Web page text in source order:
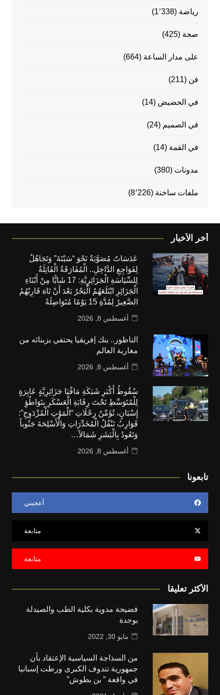
رياضة (1٬338)
صحة (425)
على مدار الساعة (664)
فن (211)
في الحضيض (14)
في الصميم (24)
في القمة (14)
مدونات (380)
ملفات ساخنة (8٬226)
أخر الأخبار
عَدَسَاتٌ مُصَوَّبَةٌ نَحْوَ “سَبْتَةَ” وَتَجَاهُلٌ
لِفَوَاجِعِ الدَّاخِلِ.. الْمُفَارَقَةُ الْقَاتِلَةُ
لِلسِّيَاسَةِ الْجَزَائِرِيَّةِ: 17 شَابًّا مِنْ أَبْنَاءِ
الْجَزَائِرِ ابْتَلَعَهُمُ الْبَحْرُ بَعْدَ أَنْ تَاهَ قَارِبُهُمُ
الصَّغِيرُ لِمُدَّةِ 15 يَوْمًا مُتَوَاصِلَةً
أغسطس 8, 2026
الناظور.. بنك إفريقيا يحتفي بزبنائه من
مغاربة العالم
أغسطس 8, 2026
سُقُوطُ أَكْبَرِ شَبَكَةِ مَافْيَا جَزَائِرِيَّةٍ عَابِرَةٍ
لِلْمُتَوَسِّطِ تَحْتَ رِقَابَةِ الْعَسْكَرِ بِتَوَاطُؤِ
إِسْبَانٍ، تُؤَمِّنُ رِحْلَاتِ “الْمَوْتِ الْمُزْدَوِجِ”:
قَوَارِبُ تَنْقُلُ الْمُخَدِّرَاتِ وَالْأَسْلِحَةَ جَنُوباً
وَتَعُودُ بِالْبَشَرِ شَمَالاً…
أغسطس 8, 2026
تابعونا
أعجبني
متابعة
متابعة
الأكثر تعليقا
فضيحة مدوية بكلية الطب والصيدلة
بوجدة
مايو 30, 2022
من السذاجة السياسية الإعتقاد بأن
جمهورية تندوف الكبرى ورطت إسبانيا
في واقعة ” بن بطوش”